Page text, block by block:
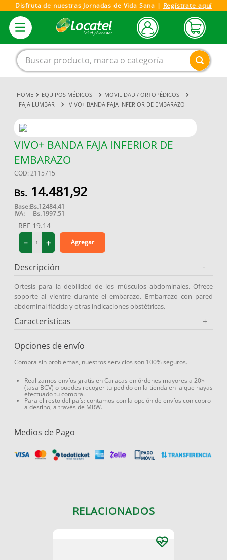
Disfruta de nuestras Jornadas de Vida Sana | Regístrate aquí
Buscar producto, marca o categoría
EQUIPOS MÉDICOS
MOVILIDAD / ORTOPÉDICOS
FAJA LUMBAR
VIVO+ BANDA FAJA INFERIOR DE EMBARAZO
VIVO+ BANDA FAJA INFERIOR DE
EMBARAZO
COD: 2115715
14.481,92
Base:Bs.12484.41
IVA: Bs.1997.51
REF 19.14
＋
－ Agregar
Descripción -
Ortesis para la debilidad de los músculos abdominales. Ofrece
soporte al vientre durante el embarazo. Embarrazo con pared
abdominal flácida y otras indicaciones obstétricas.
Características +
Opciones de envío
Compra sin problemas, nuestros servicios son 100% seguros.
Realizamos envíos gratis en Caracas en órdenes mayores a 20$
(tasa BCV) o puedes recoger tu pedido en la tienda en la que hayas
efectuado tu compra.
Para el resto del país: contamos con la opción de envíos con cobro
a destino, a través de MRW.
Medios de Pago
RELACIONADOS
1.
magnesio
3 .
4
vitamina c
linezolid
7.
champu
.
miovit
protector solar